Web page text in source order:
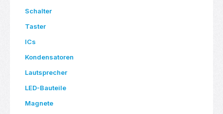
Schalter
Taster
ICs
Kondensatoren
Lautsprecher
LED-Bauteile
Magnete